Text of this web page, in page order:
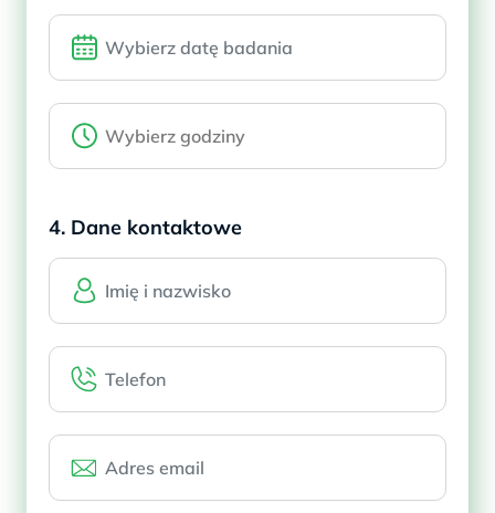
4. Dane kontaktowe